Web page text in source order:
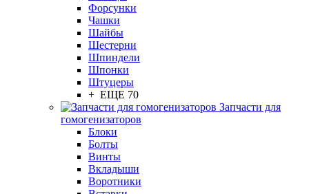
Форсунки
Чашки
Шайбы
Шестерни
Шпиндели
Шпонки
Штуцеры
+ ЕЩЕ 70
Запчасти для
гомогенизаторов
Блоки
Болты
Винты
Вкладыши
Воротники